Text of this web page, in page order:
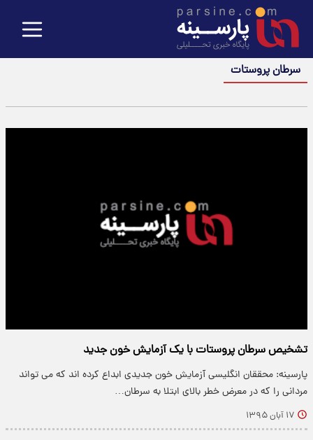
سرطان پروستات
تشخیص سرطان پروستات با یک آزمایش خون جدید
پارسینه: محققان انگلیسی آزمایش خون جدیدی ابداع کرده اند که می تواند
مردانی را که در معرض خطر بالای ابتلا به سرطان…
۱۷ آبان ۱۳۹۵